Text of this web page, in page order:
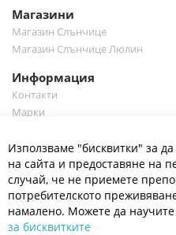
Магазини
Магазин Слънчице
Магазин Слънчице Люлин
Информация
Контакти
Марки
Полезно
Общи условия
Политика за поверителност
Платформа за OPC
Доставка и плащане
Използваме "бисквитки" за
на сайта и предоставяне на
случай, че не приемете
потребителското
намалено. Можете да
за бисквитките